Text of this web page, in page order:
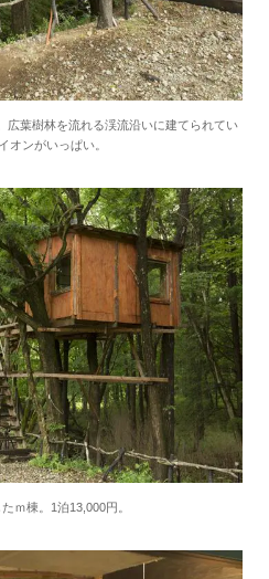
広葉樹林を流れる渓流沿いに建てられてい
オンがいっぱい。
ｍ棟。1泊13,000円。